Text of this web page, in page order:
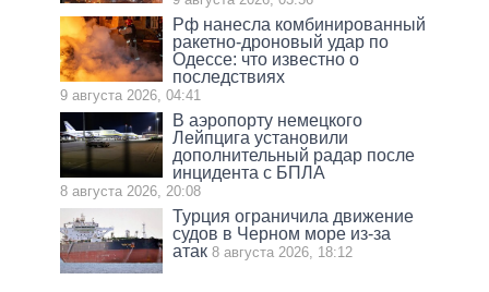
Рф нанесла комбинированный
ракетно-дроновый удар по
Одессе: что известно о
последствиях
9 августа 2026, 04:41
В аэропорту немецкого
Лейпцига установили
дополнительный радар после
инцидента с БПЛА
8 августа 2026, 20:08
Турция ограничила движение
судов в Черном море из-за
атак 8 августа 2026, 18:12